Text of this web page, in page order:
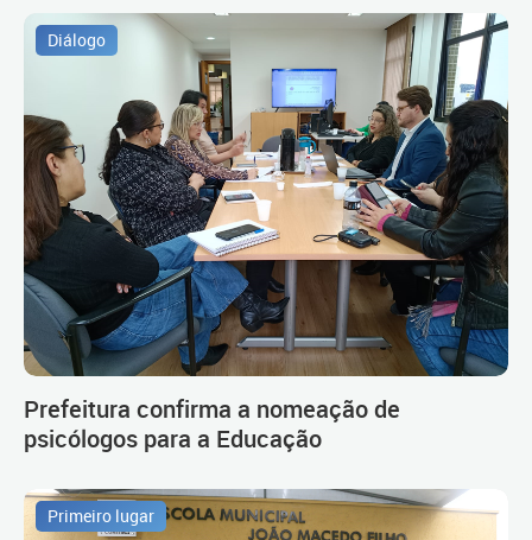
Diálogo
Prefeitura confirma a nomeação de
psicólogos para a Educação
Primeiro lugar